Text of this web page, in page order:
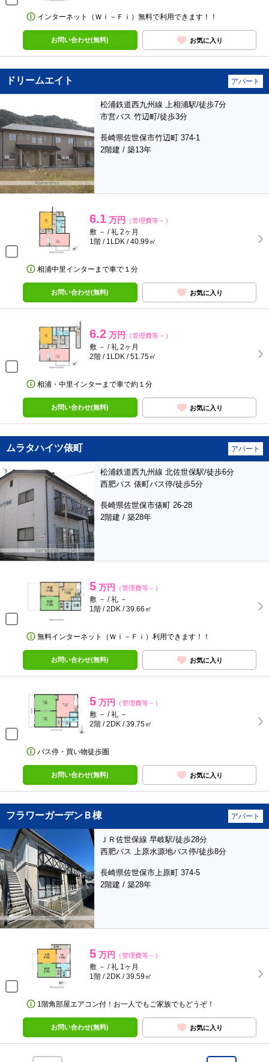
インターネット（Ｗｉ－Ｆｉ）無料で利用できます！！
お問い合わせ(無料) お気に入り
ドリームエイト アパート
松浦鉄道西九州線 上相浦駅/徒歩7分
市営バス 竹辺町/徒歩3分
長崎県佐世保市竹辺町 374-1
2階建 / 築13年
6.1 万円 （管理費等－）
敷 － / 礼 2ヶ月
1階 / 1LDK / 40.99㎡
相浦中里インターまで車で１分
お問い合わせ(無料) お気に入り
6.2 万円 （管理費等－）
敷 － / 礼 2ヶ月
2階 / 1LDK / 51.75㎡
相浦・中里インターまで車で約１分
お問い合わせ(無料) お気に入り
ムラタハイツ俵町 アパート
松浦鉄道西九州線 北佐世保駅/徒歩6分
西肥バス 俵町バス停/徒歩5分
長崎県佐世保市俵町 26-28
2階建 / 築28年
5 万円 （管理費等－）
敷 － / 礼 －
1階 / 2DK / 39.66㎡
無料インターネット（Ｗｉ－Ｆｉ）利用できます！！
お問い合わせ(無料) お気に入り
5 万円 （管理費等－）
敷 － / 礼 －
2階 / 2DK / 39.75㎡
バス停・買い物徒歩圏
お問い合わせ(無料) お気に入り
フラワーガーデンＢ棟 アパート
ＪＲ佐世保線 早岐駅/徒歩28分
西肥バス 上原水源地バス停/徒歩8分
長崎県佐世保市上原町 374-5
2階建 / 築28年
5 万円 （管理費等－）
敷 － / 礼 1ヶ月
1階 / 2DK / 39.59㎡
1階角部屋エアコン付！お一人でもご家族でもどうぞ！
お問い合わせ(無料) お気に入り